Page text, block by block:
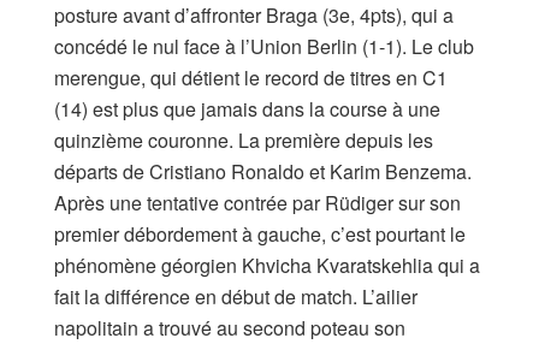
posture avant d’affronter Braga (3e, 4pts), qui a
concédé le nul face à l’Union Berlin (1-1). Le club
merengue, qui détient le record de titres en C1
(14) est plus que jamais dans la course à une
quinzième couronne. La première depuis les
départs de Cristiano Ronaldo et Karim Benzema.
Après une tentative contrée par Rüdiger sur son
premier débordement à gauche, c’est pourtant le
phénomène géorgien Khvicha Kvaratskehlia qui a
fait la différence en début de match. L’ailier
napolitain a trouvé au second poteau son